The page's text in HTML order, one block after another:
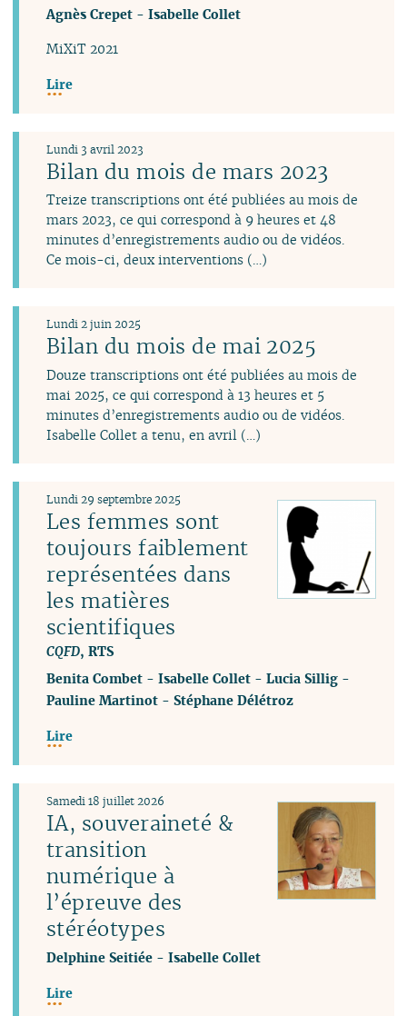
Agnès Crepet -Isabelle Collet
MiXiT 2021
Lire
Bilan du mois de mars 2023
Lundi 3 avril 2023
Treize transcriptions ont été publiées au mois de
mars 2023, ce qui correspond à 9 heures et 48
minutes d’enregistrements audio ou de vidéos.
Ce mois-ci, deux interventions (…)
Bilan du mois de mai 2025
Lundi 2 juin 2025
Douze transcriptions ont été publiées au mois de
mai 2025, ce qui correspond à 13 heures et 5
minutes d’enregistrements audio ou de vidéos.
Isabelle Collet a tenu, en avril (…)
Les femmes sont
toujours faiblement
représentées dans
les matières
scientifiques
CQFD, RTS
Lundi 29 septembre 2025
Benita Combet -Isabelle Collet -Lucia Sillig -
Pauline Martinot -Stéphane Délétroz
Lire
IA, souveraineté &
transition
numérique à
l’épreuve des
stéréotypes
Samedi 18 juillet 2026
Delphine Seitiée -Isabelle Collet
Lire